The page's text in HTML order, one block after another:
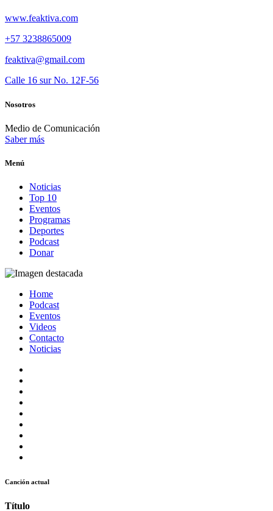
www.feaktiva.com
+57 3238865009
feaktiva@gmail.com
Calle 16 sur No. 12F-56
Nosotros
Medio de Comunicación
Saber más
Menú
Noticias
Top 10
Eventos
Programas
Deportes
Podcast
Donar
Home
Podcast
Eventos
Videos
Contacto
Noticias
Canción actual
Título